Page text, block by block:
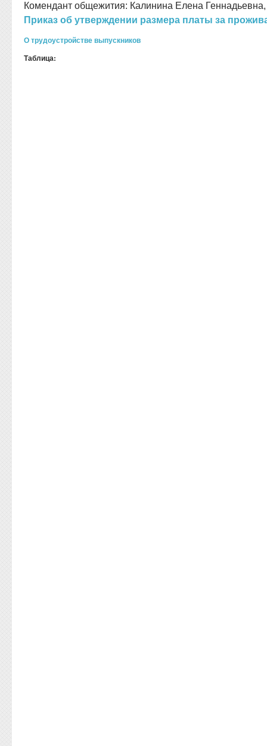
Комендант общежития: Калинина Елена Геннадьевна,
Приказ об утверждении размера платы за
О трудоустройстве выпускников
Таблица: